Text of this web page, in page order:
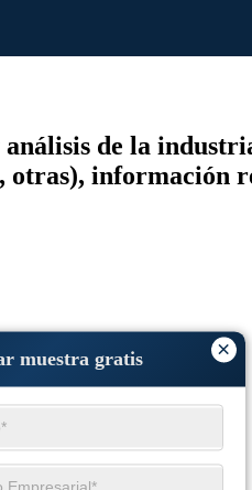
de la
información
×
muestra gratis